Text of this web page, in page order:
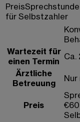
Preis
für Selbstzahler
Wartezeit für
einen Termin Ca.
Ärztliche
Betreuung
Nur
Preis